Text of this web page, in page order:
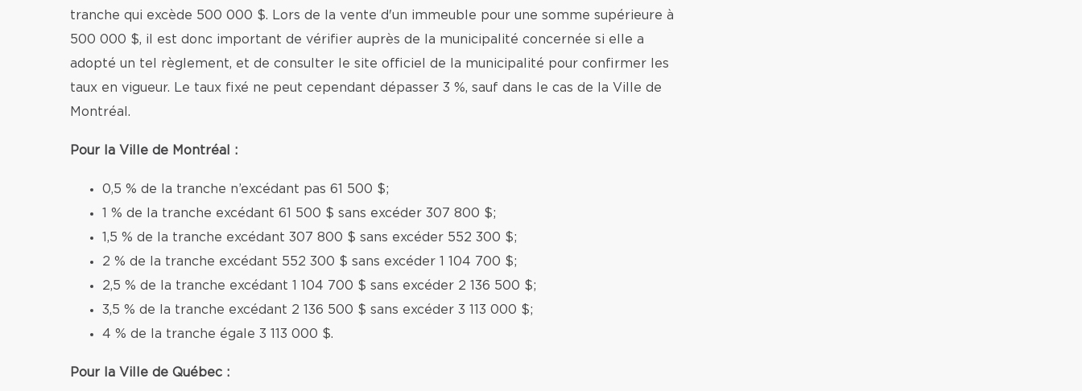
tranche qui excède 500 000 $. Lors de la vente d'un immeuble pour une somme supérieure à
500 000 $, il est donc important de vérifier auprès de la municipalité concernée si elle a
adopté un tel règlement, et de consulter le site officiel de la municipalité pour confirmer les
taux en vigueur. Le taux fixé ne peut cependant dépasser 3 %, sauf dans le cas de la Ville de
Montréal.
Pour la Ville de Montréal :
0,5 % de la tranche n’excédant pas 61 500 $;
1 % de la tranche excédant 61 500 $ sans excéder 307 800 $;
1,5 % de la tranche excédant 307 800 $ sans excéder 552 300 $;
2 % de la tranche excédant 552 300 $ sans excéder 1 104 700 $;
2,5 % de la tranche excédant 1 104 700 $ sans excéder 2 136 500 $;
3,5 % de la tranche excédant 2 136 500 $ sans excéder 3 113 000 $;
4 % de la tranche égale 3 113 000 $.
Pour la Ville de Québec :